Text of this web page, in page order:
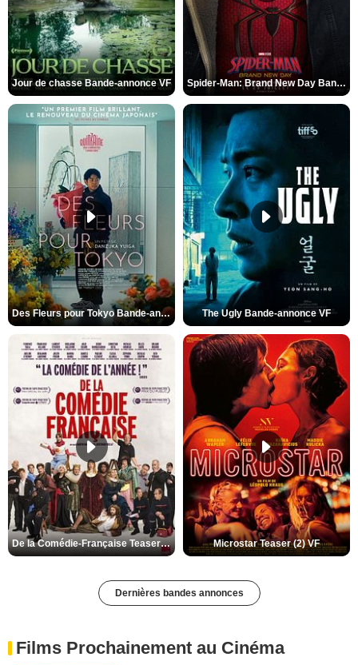
Jour de chasse Bande-annonce VF Spider-Man: Brand New Day Bande-annonce (3) VO STFR
Des Fleurs pour Tokyo Bande-annonce VO STFR The Ugly Bande-annonce VF
De la Comédie-Française Teaser (3) VF Microstar Teaser (2) VF
Dernières bandes annonces
Films Prochainement au Cinéma